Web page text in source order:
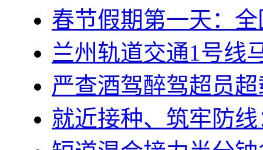
春节假期第一天：
兰州轨道交通1号线
严查酒驾醉驾超员
就近接种、筑牢防